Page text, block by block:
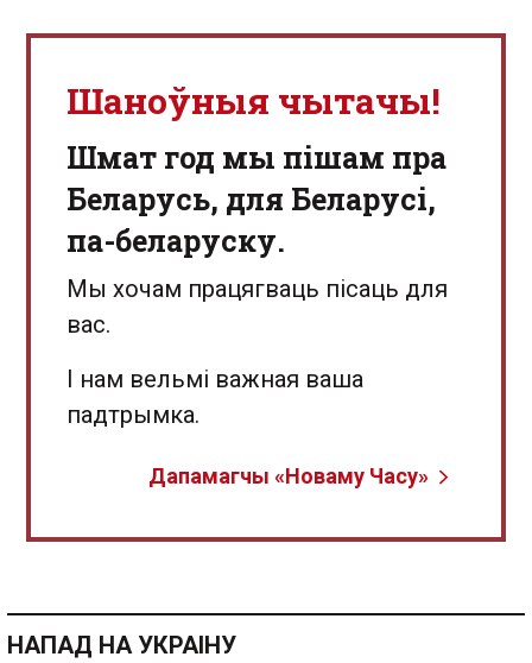
Шаноўныя чытачы!
Шмат год мы пішам пра
Беларусь, для Беларусі,
па-беларуску.
Мы хочам працягваць пісаць для
вас.
І нам вельмі важная ваша
падтрымка.
Дапамагчы «Новаму Часу»
НАПАД НА УКРАІНУ